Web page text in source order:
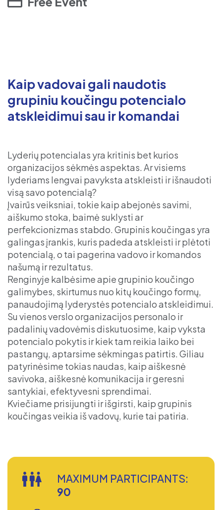
Kaip vadovai gali naudotis
grupiniu koučingu potencialo
atskleidimui sau ir komandai
Lyderių potencialas yra kritinis bet kurios
organizacijos sėkmės aspektas. Ar visiems
lyderiams lengvai pavyksta atskleisti ir išnaudoti
visą savo potencialą?
Įvairūs veiksniai, tokie kaip abejonės savimi,
aiškumo stoka, baimė suklysti ar
perfekcionizmas stabdo. Grupinis koučingas yra
galingas įrankis, kuris padeda atskleisti ir plėtoti
potencialą, o tai pagerina vadovo ir komandos
našumą ir rezultatus.
Renginyje kalbėsime apie grupinio koučingo
galimybes, skirtumus nuo kitų koučingo formų,
panaudojimą lyderystės potencialo atskleidimui.
Su vienos verslo organizacijos personalo ir
padalinių vadovėmis diskutuosime, kaip vyksta
potencialo pokytis ir kiek tam reikia laiko bei
pastangų, aptarsime sėkmingas patirtis. Giliau
patyrinėsime tokias naudas, kaip aiškesnė
savivoka, aiškesnė komunikacija ir geresni
santykiai, efektyvesni sprendimai.
Kviečiame prisijungti ir išgirsti, kaip grupinis
koučingas veikia iš vadovų, kurie tai patiria.
MAXIMUM PARTICIPANTS:
90